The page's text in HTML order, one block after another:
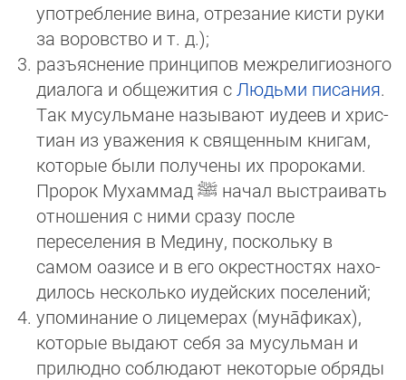
употреб­ление вина, отрезание кисти руки
за во­ров­ст­во и т. д.);
разъяснение принципов меж­рели­гиозного
диалога и общежития с Людьми писания.
Так мусульмане называют иудеев и хри­с­
ти­ан из уважения к священным книгам,
которые были получены их пророками.
Пророк Мухаммад ﷺ начал выс­траи­вать
отно­ше­ния с ними сразу после
переселения в Медину, поскольку в
самом оазисе и в его окрестностях на­хо­
ди­лось несколько иудей­ских по­селений;
упоминание о лицемерах (му­на̄­фиках),
которые выдают себя за мусульман и
прилюдно соблюдают некоторые обряды